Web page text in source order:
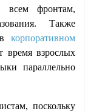
всем фронтам,
Также
вкорпоративном
время взрослых
параллельно
поскольку